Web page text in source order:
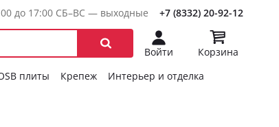
до 17:00 СБ–ВС — выходные +7 (8332) 20-92-12
Войти
Корзина
плиты Крепеж Интерьер и отделка